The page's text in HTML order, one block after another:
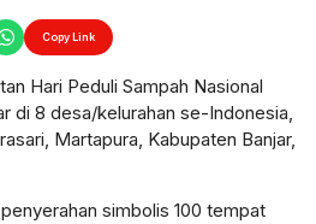
Copy Link
Hari Peduli Sampah Nasional
di 8 desa/kelurahan se-Indonesia,
Martapura, Kabupaten Banjar,
simbolis 100 tempat